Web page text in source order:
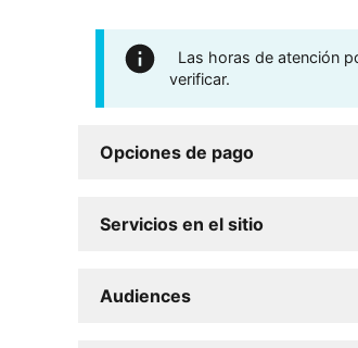
Las horas de atención
verificar.
Opciones de pago
Servicios en el sitio
Audiences